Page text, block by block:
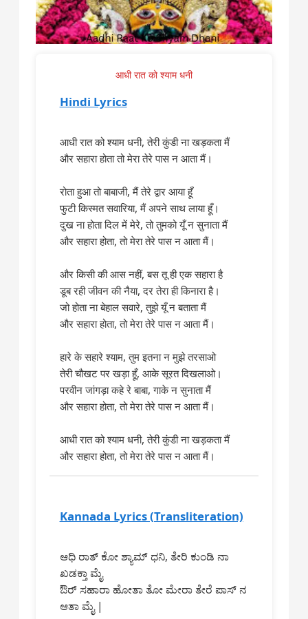
आधी रात को श्याम धनी
Hindi Lyrics
आधी रात को श्याम धनी, तेरी कुंडी ना खड़कता मैं
और सहारा होता तो मेरा तेरे पास न आता मैं।
रोता हुआ तो बाबाजी, मैं तेरे द्वार आया हूँ
फुटी किस्मत सवारिया, मैं अपने साथ लाया हूँ।
दुख ना होता दिल में मेरे, तो तुमको यूँ न सुनाता मैं
और सहारा होता, तो मेरा तेरे पास न आता मैं।
और किसी की आस नहीं, बस तू ही एक सहारा है
डूब रही जीवन की नैया, दर तेरा ही किनारा है।
जो होता ना बेहाल सवारे, तुझे यूँ न बताता मैं
और सहारा होता, तो मेरा तेरे पास न आता मैं।
हारे के सहारे श्याम, तुम इतना न मुझे तरसाओ
तेरी चौखट पर खड़ा हूँ, आके सूरत दिखलाओ।
परवीन जांगड़ा कहे रे बाबा, गाके न सुनाता मैं
और सहारा होता, तो मेरा तेरे पास न आता मैं।
आधी रात को श्याम धनी, तेरी कुंडी ना खड़कता मैं
Kannada Lyrics (Transliteration)
ಆಧಿ ರಾತ್ ಕೋ ಶ್ಯಾಮ್ ಧನಿ, ತೇರಿ ಕುಂಡಿ ನಾ
ಖಡಕ್ತಾ ಮೈ
ಔರ್ ಸಹಾರಾ ಹೋತಾ ತೋ ಮೇರಾ ತೇರೆ ಪಾಸ್ ನ
ಆತಾ ಮೈ |